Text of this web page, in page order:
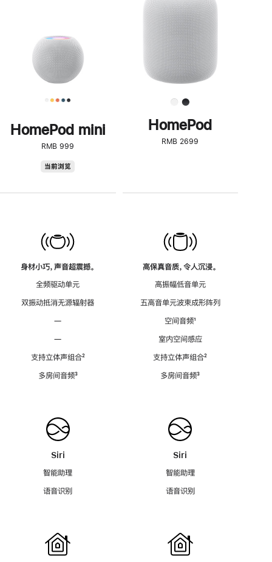
HomePod mini
RMB 999
当前浏览
身材小巧，声音超震撼。
全频驱动单元
双振动抵消无源辐射器
—
—
支持立体声组合脚
²
多房间音频脚
³
Siri
智能助理
语音识别
了
解
HomePod<
HomePod
RMB 2699
高保真音质，令人沉浸。
高振幅低音单元
五高音单元波束成形阵列
空间音频脚
¹
室内空间感应
支持立体声组合脚
²
多房间音频脚
³
Siri
智能助理
语音识别